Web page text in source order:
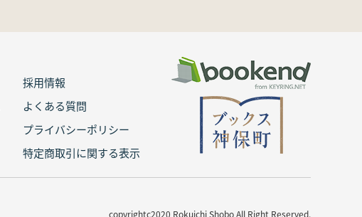
採用情報
よくある質問
プライバシーポリシー
特定商取引に関する表示
copyrightc2020 Rokuichi Shobo All Right Reserved.